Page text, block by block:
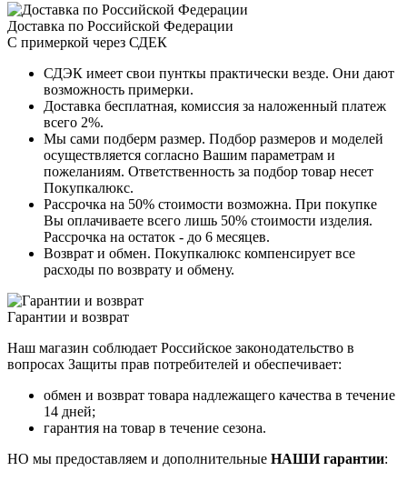
Доставка по Российской Федерации
С примеркой через СДЕК
СДЭК имеет свои пунткы практически везде. Они дают
возможность примерки.
Доставка бесплатная, комиссия за наложенный платеж
всего 2%.
Мы сами подберм размер. Подбор размеров и моделей
осуществляется согласно Вашим параметрам и
пожеланиям. Ответственность за подбор товар несет
Покупкалюкс.
Рассрочка на 50% стоимости возможна. При покупке
Вы оплачиваете всего лишь 50% стоимости изделия.
Рассрочка на остаток - до 6 месяцев.
Возврат и обмен. Покупкалюкс компенсирует все
расходы по возврату и обмену.
Гарантии и возврат
Наш магазин соблюдает Российское законодательство в
вопросах Защиты прав потребителей и обеспечивает:
обмен и возврат товара надлежащего качества в течение
14 дней;
гарантия на товар в течение сезона.
НО мы предоставляем и дополнительные НАШИ гарантии: